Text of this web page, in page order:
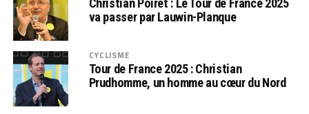
Christian Poiret : Le Tour de France 2025
va passer par Lauwin-Planque
CYCLISME
Tour de France 2025 : Christian
Prudhomme, un homme au cœur du Nord